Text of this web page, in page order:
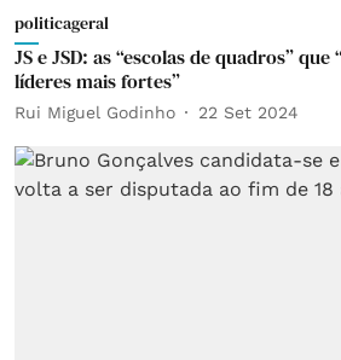
politicageral
JS e JSD: as “escolas de quadros”
líderes mais fortes”
Rui Miguel Godinho 22 Set 2024